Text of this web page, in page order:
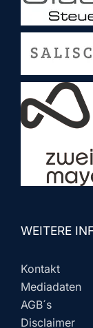
WEITERE
Kontakt
Mediadaten
AGB´s
Disclaimer